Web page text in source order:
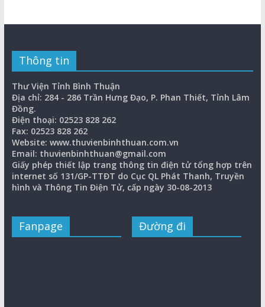
Thông tin
Thư Viện Tỉnh Bình Thuận
Địa chỉ: 284 - 286 Trần Hưng Đạo, P. Phan Thiết, Tỉnh Lâm
Đồng.
Điện thoại: 02523 828 262
Fax: 02523 828 262
Website: www.thuvienbinhthuan.com.vn
Email: thuvienbinhthuan@gmail.com
Giấy phép thiết lập trang thông tin điện tử tổng hợp trên
internet số 131/GP-TTĐT do Cục QL Phát Thanh, Truyền
hình và Thông Tin Điện Tử, cấp ngày 30-08-2013
Fanpage Đường đi